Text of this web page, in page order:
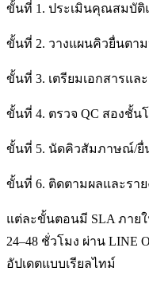
ขั้นที่ 1. ประเมินคุณสมบัติ
ขั้นที่ 2. วางแผนคิวยื่นตา
ขั้นที่ 3. เตรียมเอกสารแ
ขั้นที่ 4. ตรวจ QC สองชั้น
ขั้นที่ 5. นัดคิวสัมภาษณ์/ยื่
ขั้นที่ 6. ติดตามผลและรา
แต่ละขั้นตอนมี SLA ภาย
24–48 ชั่วโมง ผ่าน LINE
อัปเดตแบบเรียลไทม์